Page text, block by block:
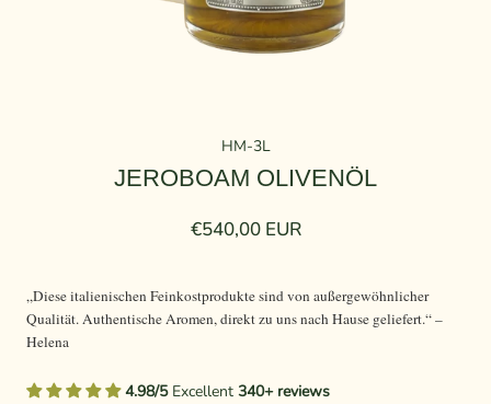
HM-3L
JEROBOAM OLIVENÖL
€540,00 EUR
„Diese italienischen Feinkostprodukte sind von außergewöhnlicher
Qualität. Authentische Aromen, direkt zu uns nach Hause geliefert.“ –
Helena
4.98/5Excellent 340+ reviews